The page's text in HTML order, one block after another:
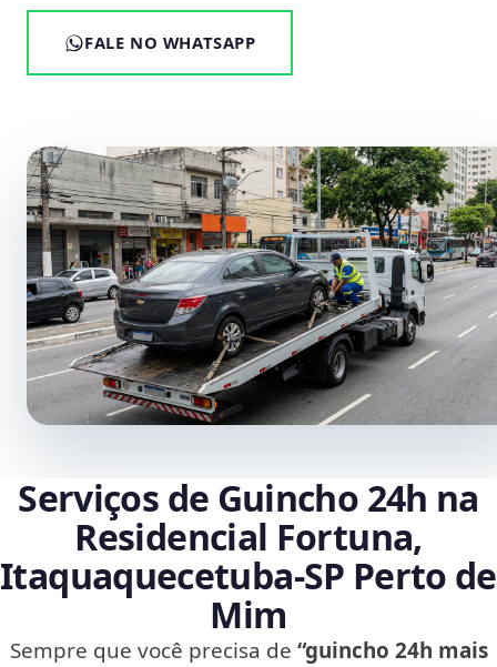
FALE NO WHATSAPP
Serviços de Guincho 24h na
Residencial Fortuna,
Itaquaquecetuba‑SP Perto de
Mim
Sempre que você precisa de “guincho 24h mais